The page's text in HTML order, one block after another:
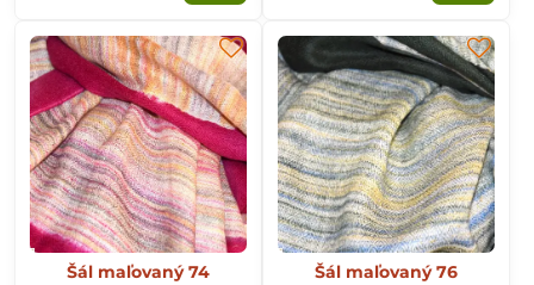
Šál maľovaný 74 Šál maľovaný 76